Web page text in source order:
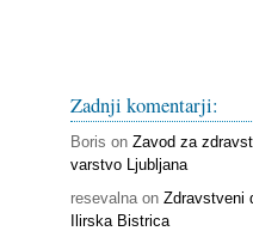
Zadnji komentarji:
Boris on Zavod za
varstvo Ljubljana
resevalnaon Zdravstveni
Ilirska Bistrica